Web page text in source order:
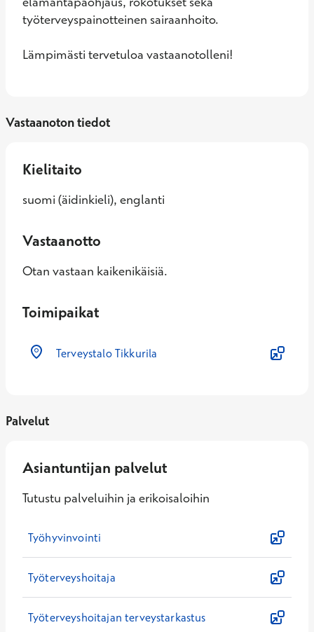
työterveyspainotteinen sairaanhoito.
Lämpimästi tervetuloa vastaanotolleni!
Vastaanoton tiedot
Kielitaito
suomi (äidinkieli), englanti
Vastaanotto
Otan vastaan kaikenikäisiä.
Toimipaikat
Terveystalo Tikkurila
Palvelut
Asiantuntijan palvelut
Tutustu palveluihin ja erikoisaloihin
Työhyvinvointi
Työterveyshoitaja
Työterveyshoitajan terveystarkastus